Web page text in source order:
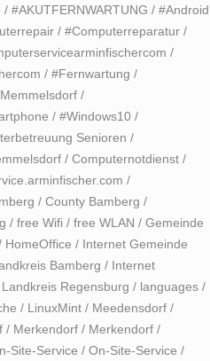
/#AKUTFERNWARTUNG /#Android
/#Computerreparatur /
/
/#Fernwartung /
/
/ #Windows10 /
Senioren /
/ Computernotdienst /
/
/ County Bamberg /
/ free Wifi / free WLAN / Gemeinde
HomeOffice / Internet Gemeinde
Bamberg / Internet
Landkreis Regensburg / languages /
/ LinuxMint / Meedensdorf /
/ Merkendorf / Merkendorf /
Site-Service / On-Site-Service /